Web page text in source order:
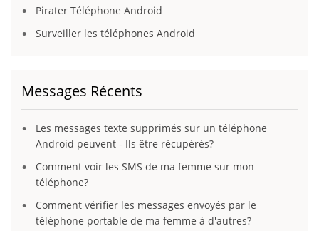
Pirater Téléphone Android
Surveiller les téléphones Android
Messages Récents
Les messages texte supprimés sur un téléphone
Android peuvent - Ils être récupérés?
Comment voir les SMS de ma femme sur mon
téléphone?
Comment vérifier les messages envoyés par le
téléphone portable de ma femme à d'autres?